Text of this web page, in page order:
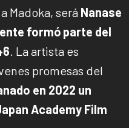
Madoka, será Nanase
formó parte del
. La artista es
promesas del
en 2022 un
Academy Film